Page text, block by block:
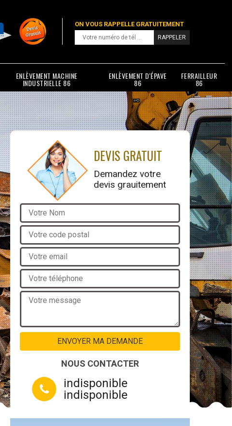
ON VOUS RAPPELLE GRATUITEMENT
ENLÈVEMENT MACHINE
INDUSTRIELLE 86
ENLÈVEMENT D'ÉPAVE
86
FERRAILLEUR
86
DEVIS GRATUIT
Demandez votre
devis grauitement
NOUS CONTACTER
indisponible
indisponible